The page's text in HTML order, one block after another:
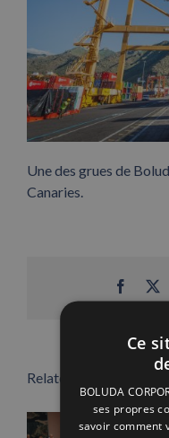
Une des grues de
Canaries.
Related Posts
Ce
BOLUDA
ses propres
savoir comment